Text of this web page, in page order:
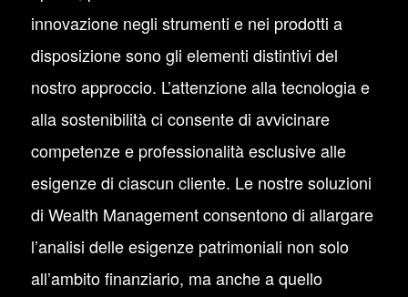
innovazione negli strumenti e nei prodotti a
disposizione sono gli elementi distintivi del
nostro approccio. L’attenzione alla tecnologia e
alla sostenibilità ci consente di avvicinare
competenze e professionalità esclusive alle
esigenze di ciascun cliente. Le nostre soluzioni
di Wealth Management consentono di allargare
l’analisi delle esigenze patrimoniali non solo
all’ambito finanziario, ma anche a quello